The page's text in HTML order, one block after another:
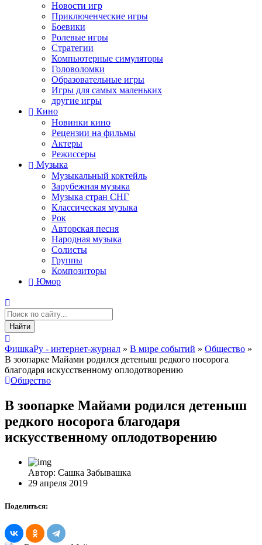
Новости игр
Приключенческие игры
Боевики
Ролевые игры
Стратегии
Компьютерные симуляторы
Головоломки
Образовательные игры
Игры для самых маленьких
другие игры
Кино
Новинки кино
Рецензии на фильмы
Актеры
Режиссеры
Музыка
Музыкальный коктейль
Зарубежная музыка
Музыка стран СНГ
Классическая музыка
Рок
Авторская песня
Народная музыка
Солисты
Группы
Композиторы
Юмор
Найти
ФишкаРу - интернет-журнал » В мире событий » Общество »
В зоопарке Майами родился детеныш редкого носорога
благодаря искусственному оплодотворению
Общество
В зоопарке Майами родился детеныш
редкого носорога благодаря
искусственному оплодотворению
Автор: Сашка Забывашка
29 апреля 2019
Поделиться: